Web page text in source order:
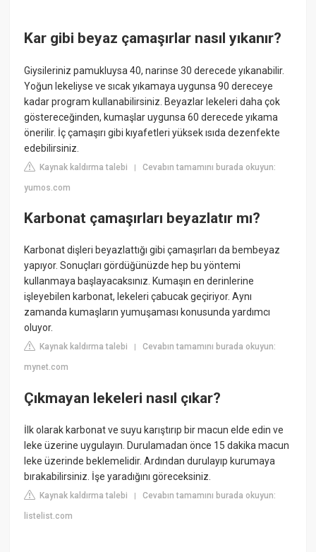
Kar gibi beyaz çamaşırlar nasıl yıkanır?
Giysileriniz pamukluysa 40, narinse 30 derecede yıkanabilir.
Yoğun lekeliyse ve sıcak yıkamaya uygunsa 90 dereceye
kadar program kullanabilirsiniz. Beyazlar lekeleri daha çok
göstereceğinden, kumaşlar uygunsa 60 derecede yıkama
önerilir. İç çamaşırı gibi kıyafetleri yüksek ısıda dezenfekte
edebilirsiniz.
Kaynak kaldırma talebi |Cevabın tamamını burada okuyun:
yumos.com
Karbonat çamaşırları beyazlatır mı?
Karbonat dişleri beyazlattığı gibi çamaşırları da bembeyaz
yapıyor. Sonuçları gördüğünüzde hep bu yöntemi
kullanmaya başlayacaksınız. Kumaşın en derinlerine
işleyebilen karbonat, lekeleri çabucak geçiriyor. Aynı
zamanda kumaşların yumuşaması konusunda yardımcı
oluyor.
Kaynak kaldırma talebi |Cevabın tamamını burada okuyun:
mynet.com
Çıkmayan lekeleri nasıl çıkar?
İlk olarak karbonat ve suyu karıştırıp bir macun elde edin ve
leke üzerine uygulayın. Durulamadan önce 15 dakika macun
leke üzerinde beklemelidir. Ardından durulayıp kurumaya
bırakabilirsiniz. İşe yaradığını göreceksiniz.
Kaynak kaldırma talebi |Cevabın tamamını burada okuyun:
listelist.com